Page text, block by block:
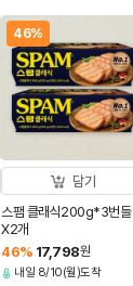
46%
담기
스팸 클래식200g*3번들
X2개
46% 17,798원
내일 8/10(월)도착